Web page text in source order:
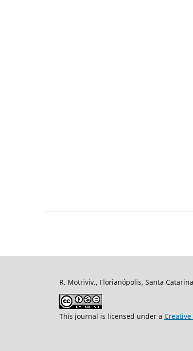
R. Motriviv., Florianópolis, Santa
This journal is licensed under a